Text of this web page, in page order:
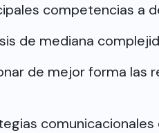
competencias a
de mediana
de mejor forma las